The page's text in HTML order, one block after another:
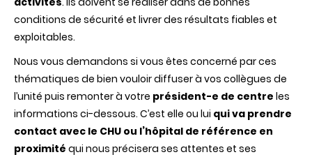
conditions de sécurité et livrer des résultats fiables et
exploitables.
Nous vous demandons si vous êtes concerné par ces
thématiques de bien vouloir diffuser à vos collègues de
l’unité puis remonter à votre président-e de centre les
informations ci-dessous. C’est elle ou lui qui va prendre
contact avec le CHU ou l’hôpital de référence en
proximité qui nous précisera ses attentes et ses